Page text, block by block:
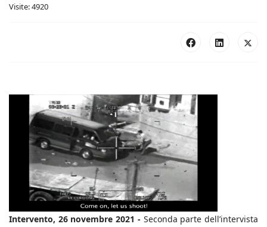
Visite: 4920
Intervento, 26 novembre 2021 - Seconda parte dell’intervista